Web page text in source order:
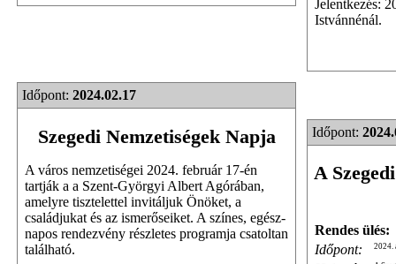
Jelentkezés:
Istvánnénál.
Időpont: 2024.02.17
Szegedi Nemzetiségek Napja
A város nemzetiségei 2024. február 17-én
tartják a a Szent-Györgyi Albert Agórában,
amelyre tisztelettel invitáljuk Önöket, a
családjukat és az ismerőseiket. A színes, egész-
napos rendezvény részletes programja csatoltan
található.
Időpont:
A
Rendes ülés:
Időpont:
2024.